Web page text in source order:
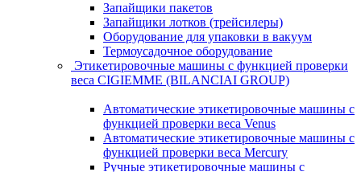
Запайщики пакетов
Запайщики лотков (трейсилеры)
Оборудование для упаковки в вакуум
Термоусадочное оборудование
Этикетировочные машины с функцией проверки
веса CIGIEMME (BILANCIAI GROUP)
Автоматические этикетировочные машины с
функцией проверки веса Venus
Автоматические этикетировочные машины с
функцией проверки веса Mercury
Ручные этикетировочные машины с